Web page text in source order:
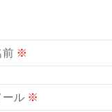
前 ※
ール ※